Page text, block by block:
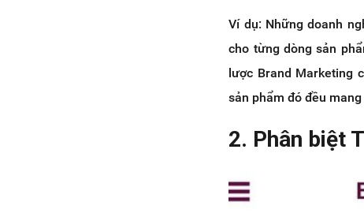
Ví dụ: Những doanh
cho từng dòng sản
lược Brand Marketing
sản phẩm đó đều
2. Phân biệt